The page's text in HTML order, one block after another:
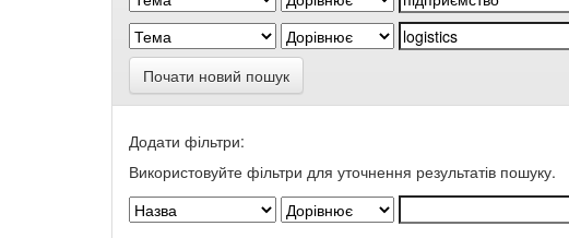
Почати новий пошук
Додати фільтри:
Використовуйте фільтри для уточнення результатів пошуку.